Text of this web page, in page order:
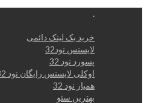
.
خرید بک لینک دائمی
لایسنس نود32
پسورد نود 32
اوکلی لایسنس رایگان نود 32
همیار نود 32
بهترین سئو